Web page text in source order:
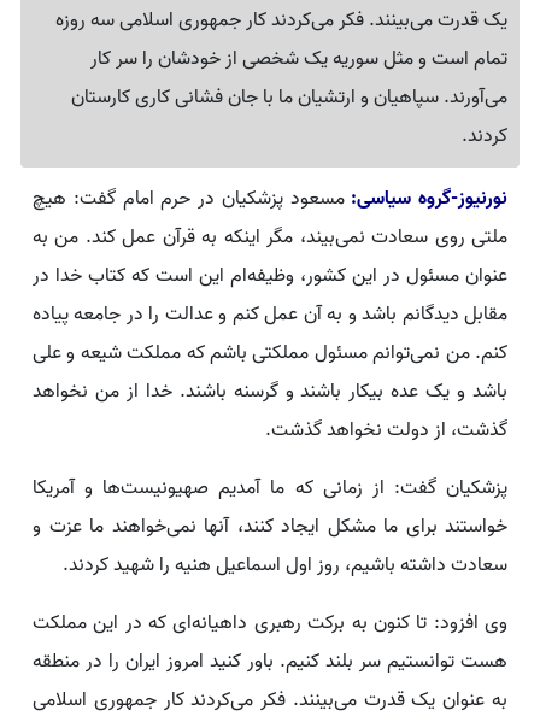
یک قدرت می‌بینند. فکر می‌کردند کار جمهوری اسلامی سه روزه
تمام است و مثل سوریه یک شخصی از خودشان را سر کار
می‌آورند. سپاهیان و ارتشیان ما با جان فشانی کاری کارستان
کردند.
نورنیوز-گروه سیاسی:مسعود پزشکیان در حرم امام گفت: هیچ
ملتی روی سعادت نمی‌بیند، مگر اینکه به قرآن عمل کند. من به
عنوان مسئول در این کشور، وظیفه‌ام این است که کتاب خدا در
مقابل دیدگانم باشد و به آن عمل کنم و عدالت را در جامعه پیاده
کنم. من نمی‌توانم مسئول مملکتی باشم که مملکت شیعه و علی
باشد و یک عده بیکار باشند و گرسنه باشند. خدا از من نخواهد
گذشت، از دولت نخواهد گذشت.
پزشکیان گفت: از زمانی که ما آمدیم صهیونیست‌ها و آمریکا
خواستند برای ما مشکل ایجاد کنند، آنها نمی‌خواهند ما عزت و
سعادت داشته باشیم، روز اول اسماعیل هنیه را شهید کردند.
وی افزود: تا کنون به برکت رهبری داهیانه‌ای که در این مملکت
هست توانستیم سر بلند کنیم. باور کنید امروز ایران را در منطقه
به عنوان یک قدرت می‌بینند. فکر می‌کردند کار جمهوری اسلامی